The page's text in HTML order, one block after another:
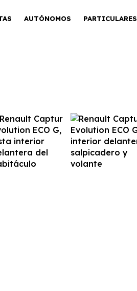
AUTÓNOMOS PARTICULARES
ECO-G